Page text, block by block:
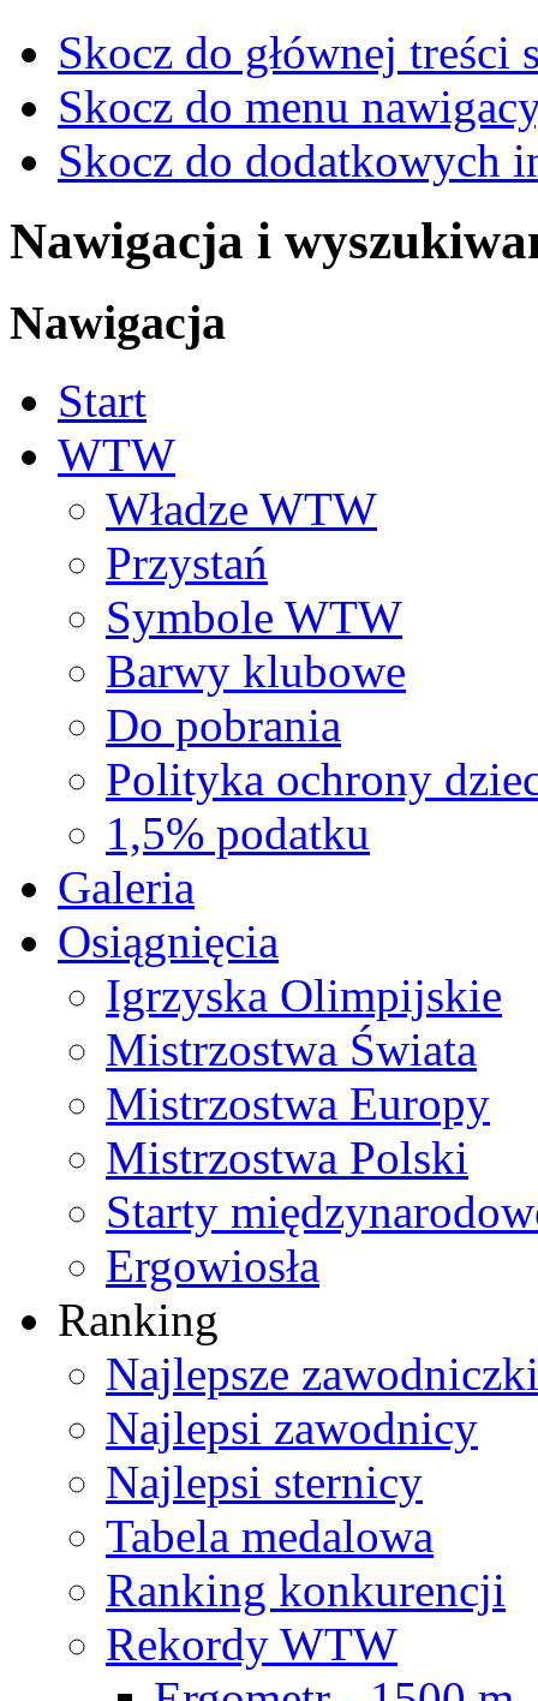
Skocz do głównej treści
Skocz do menu
Skocz do dodatkowych
Nawigacja i
Nawigacja
Start
WTW
Władze WTW
Przystań
Symbole WTW
Barwy klubowe
Do pobrania
Polityka ochrony
1,5% podatku
Galeria
Osiągnięcia
Igrzyska Olimpijskie
Mistrzostwa Świata
Mistrzostwa Europy
Mistrzostwa Polski
Starty
Ergowiosła
Ranking
Najlepsze zawodniczki
Najlepsi zawodnicy
Najlepsi sternicy
Tabela medalowa
Ranking konkurencji
Rekordy WTW